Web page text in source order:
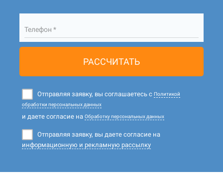
Телефон *
РАССЧИТАТЬ
Отправляя заявку, вы соглашаетесь с Политикой
обработки персональных данных
и даете согласие на Обработку персональных данных
Отправляя заявку, вы даете согласие на
информационную и рекламную рассылку